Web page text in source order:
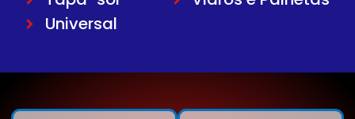
Universal